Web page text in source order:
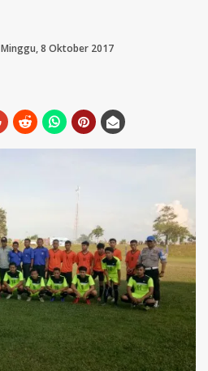
Minggu, 8 Oktober 2017